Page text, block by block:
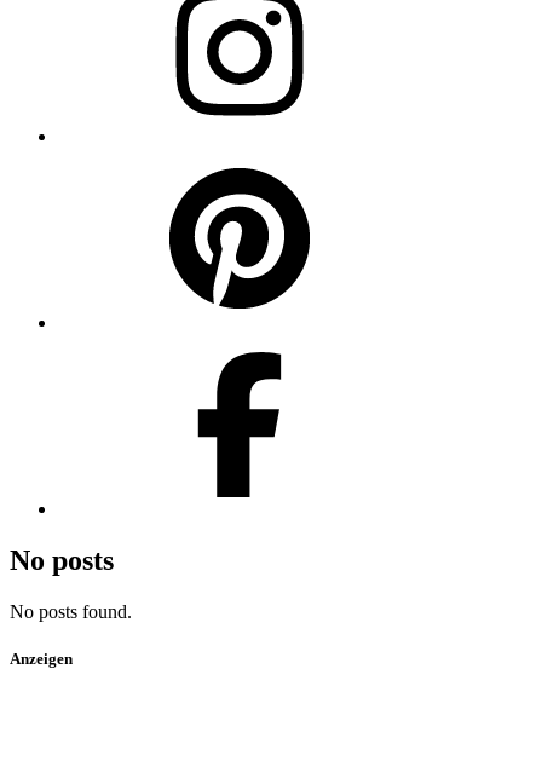
No posts
No posts found.
Anzeigen